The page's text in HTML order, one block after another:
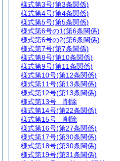
様式第3号(第3条関係)
様式第4号(第4条関係)
様式第5号(第5条関係)
様式第6号の1(第6条関係)
様式第6号の2(第6条関係)
様式第7号(第7条関係)
様式第8号(第10条関係)
様式第9号(第11条関係)
様式第10号(第12条関係)
様式第11号(第13条関係)
様式第12号(第13条関係)
様式第13号 削除
様式第14号(第22条関係)
様式第15号 削除
様式第16号(第27条関係)
様式第17号(第30条関係)
様式第18号(第30条関係)
様式第19号(第31条関係)